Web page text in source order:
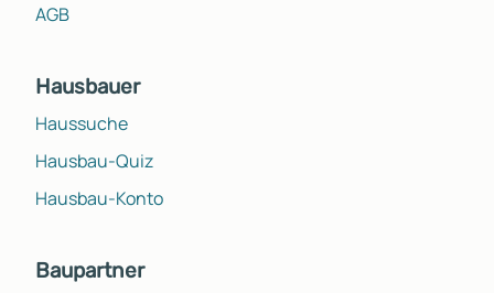
AGB
Hausbauer
Haussuche
Hausbau-Quiz
Hausbau-Konto
Baupartner